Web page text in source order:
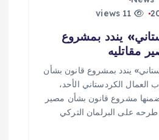
يندد بمشروع
مقاتليه
يندد بمشروع قانون بشأن
العمال الكردستاني الأحد،
مشروع قانون بشأن مصير
على البرلمان التركي